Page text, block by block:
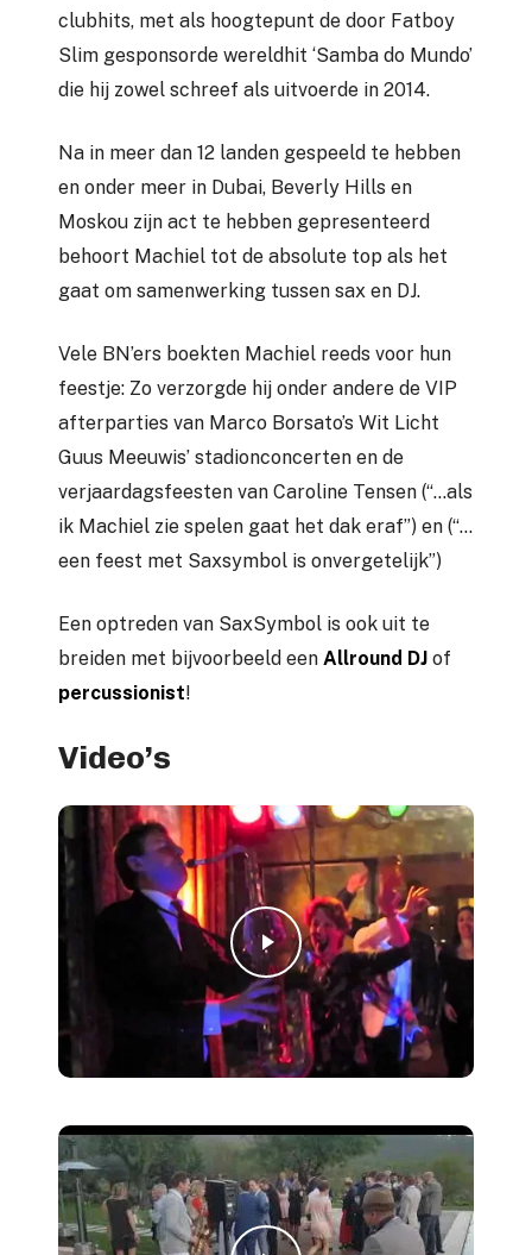
clubhits, met als hoogtepunt de door Fatboy
Slim gesponsorde wereldhit ‘Samba do Mundo’
die hij zowel schreef als uitvoerde in 2014.
Na in meer dan 12 landen gespeeld te hebben
en onder meer in Dubai, Beverly Hills en
Moskou zijn act te hebben gepresenteerd
behoort Machiel tot de absolute top als het
gaat om samenwerking tussen sax en DJ.
Vele BN’ers boekten Machiel reeds voor hun
feestje: Zo verzorgde hij onder andere de VIP
afterparties van Marco Borsato’s Wit Licht
Guus Meeuwis’ stadionconcerten en de
verjaardagsfeesten van Caroline Tensen (“…als
ik Machiel zie spelen gaat het dak eraf”) en (“…
een feest met Saxsymbol is onvergetelijk”)
Een optreden van SaxSymbol is ook uit te
breiden met bijvoorbeeld een Allround DJ of
percussionist!
Video’s
Play Video
Play Video
Play Video
Play Video